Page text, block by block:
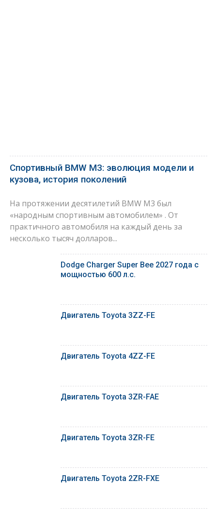
Спортивный BMW M3: эволюция модели и
кузова, история поколений
На протяжении десятилетий BMW M3 был
«народным спортивным автомобилем» . От
практичного автомобиля на каждый день за
несколько тысяч долларов...
Dodge Charger Super Bee 2027 года с
мощностью 600 л.с.
Двигатель Toyota 3ZZ-FE
Двигатель Toyota 4ZZ-FE
Двигатель Toyota 3ZR-FAE
Двигатель Toyota 3ZR-FE
Двигатель Toyota 2ZR-FXE